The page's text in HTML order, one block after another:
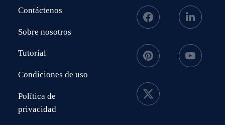
Contáctenos
Sobre nosotros
Tutorial
Condiciones de uso
Política de
privacidad